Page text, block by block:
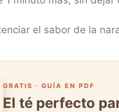
el sabor de la
GRATIS · GUÍA EN PDF
El té perfecto